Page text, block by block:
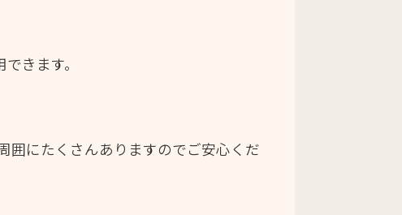
きます。
囲にたくさんありますのでご安心くだ